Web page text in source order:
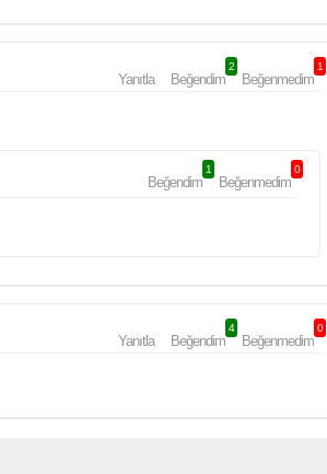
Yanıtla Beğendim
2
Beğenmedim
1
Beğendim
1
Beğenmedim
0
Yanıtla Beğendim
4
Beğenmedim
0